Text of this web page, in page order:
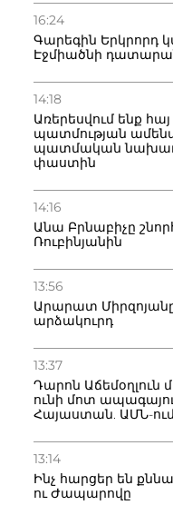
16:24
Գարեգին Երկրորդ
Էջմիածնի
14:18
Առերեսվում ենք
պատմության
պատմական
փաստին
14:16
Անա Բրնաբիչը
Ռուբինյանին
13:56
Արարատ Միրզոյանը
արձակուրդ
13:37
Դարոն Աճեմօղլուն
ունի մոտ
Հայաստան. ԱՄՆ-
13:14
Ինչ հարցեր են
ու Ժապարովը